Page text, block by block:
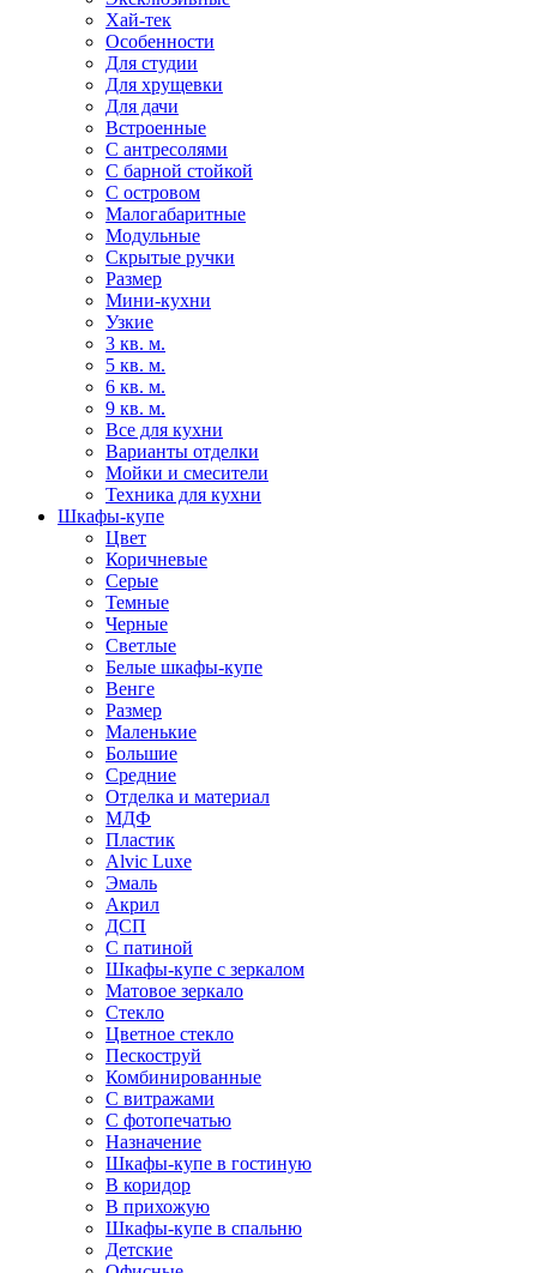
Хай-тек
Особенности
Для студии
Для хрущевки
Для дачи
Встроенные
С антресолями
С барной стойкой
С островом
Малогабаритные
Модульные
Скрытые ручки
Размер
Мини-кухни
Узкие
3 кв. м.
5 кв. м.
6 кв. м.
9 кв. м.
Все для кухни
Варианты отделки
Мойки и смесители
Техника для кухни
Шкафы-купе
Цвет
Коричневые
Серые
Темные
Черные
Светлые
Белые шкафы-купе
Венге
Размер
Маленькие
Большие
Средние
Отделка и материал
МДФ
Пластик
Alvic Luxe
Эмаль
Акрил
ДСП
С патиной
Шкафы-купе с зеркалом
Матовое зеркало
Стекло
Цветное стекло
Пескоструй
Комбинированные
С витражами
С фотопечатью
Назначение
Шкафы-купе в гостиную
В коридор
В прихожую
Шкафы-купе в спальню
Детские